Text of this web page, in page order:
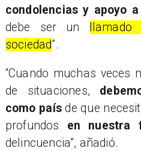
condolencias y apoyo
debe ser un
sociedad”.
“Cuando muchas veces
de situaciones,
como paísde que
profundos en nuestra
delincuencia”, añadió.